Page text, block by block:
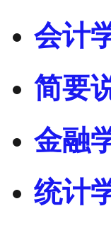
会计
简要
金融
统计